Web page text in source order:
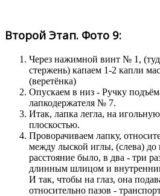
Второй Этап. Фото 9:
Через нажимной винт № 1,
стержень) капаем 1-2 капли
(веретёнка)
Опускаем в низ - Ручку
лапкодержателя № 7.
Итак, лапка легла, на
плоскостью.
Проворачиваем лапку,
между лыской иглы, (слева) до
расстояние было, в два - три
длинным шлицом и
И так, чтобы на глаз, она
относительно пазов -